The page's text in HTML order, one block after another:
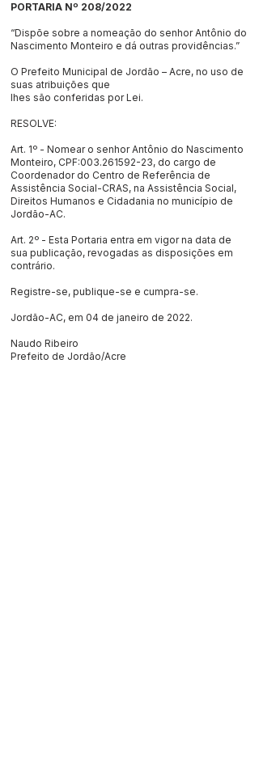
PORTARIA Nº 208/2022
“Dispõe sobre a nomeação do senhor Antônio do
Nascimento Monteiro e dá outras providências.”
O Prefeito Municipal de Jordão – Acre, no uso de
suas atribuições que
lhes são conferidas por Lei.
RESOLVE:
Art. 1º - Nomear o senhor Antônio do Nascimento
Monteiro, CPF:003.261592-23, do cargo de
Coordenador do Centro de Referência de
Assistência Social-CRAS, na Assistência Social,
Direitos Humanos e Cidadania no município de
Jordão-AC.
Art. 2º - Esta Portaria entra em vigor na data de
sua publicação, revogadas as disposições em
contrário.
Registre-se, publique-se e cumpra-se.
Jordão-AC, em 04 de janeiro de 2022.
Naudo Ribeiro
Prefeito de Jordão/Acre